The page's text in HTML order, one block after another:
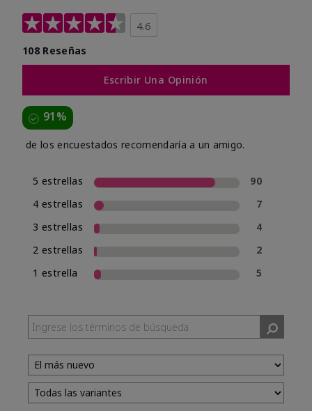
4.6
108 Reseñas
Escribir Una Opinión
91%
de los encuestados recomendaría a un amigo.
5 estrellas
90
4 estrellas
7
3 estrellas
4
2 estrellas
2
1 estrella
5